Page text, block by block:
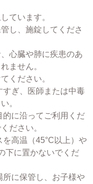
ています。
し、施錠してくださ
心臓や肺に疾患のあ
ません。
ください。
ぎ、医師または中毒
。
的に沿ってご利用くだ
ださい。
高温（45°C以上）や
下に置かないでくだ
に保管し、お子様や